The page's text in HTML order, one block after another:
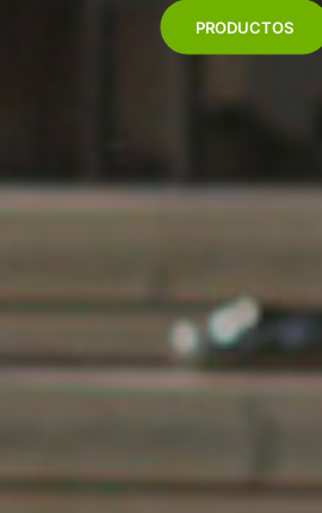
PRODUCTOS